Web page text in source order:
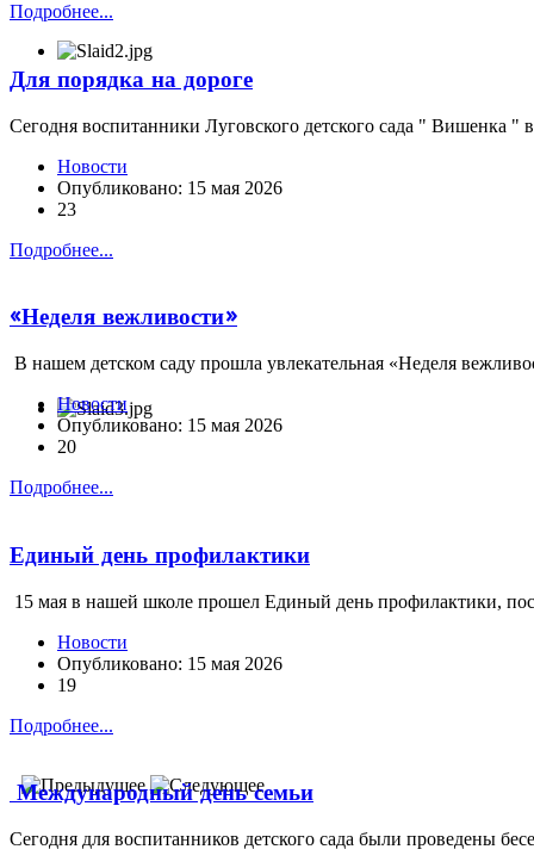
Подробнее...
Для порядка на дороге
Сегодня воспитанники Луговского детского сада " Вишенка
Новости
Опубликовано: 15 мая 2026
23
Подробнее...
«Неделя вежливости»
В нашем детском саду прошла увлекательная «Неделя
Новости
Опубликовано: 15 мая 2026
20
Подробнее...
Единый день профилактики
15 мая в нашей школе прошел Единый день профилактики,
Новости
Опубликовано: 15 мая 2026
19
Подробнее...
Международный день семьи
Сегодня для воспитанников детского сада были проведены